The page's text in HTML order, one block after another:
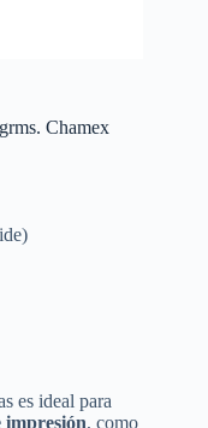
Chamex
es ideal para
impresión, como